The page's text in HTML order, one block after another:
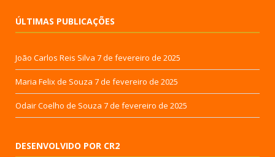
ÚLTIMAS PUBLICAÇÕES
João Carlos Reis Silva 7 de fevereiro de 2025
Maria Felix de Souza 7 de fevereiro de 2025
Odair Coelho de Souza 7 de fevereiro de 2025
DESENVOLVIDO POR CR2